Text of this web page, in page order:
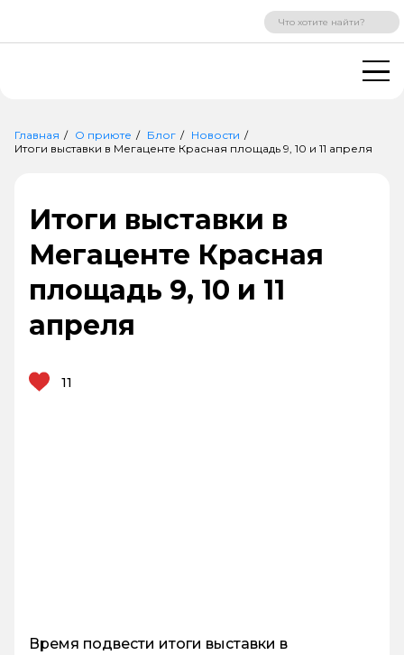
ВХОД РЕГИСТРАЦИЯ
Главная О приюте Блог
Новости
Итоги выставки в Мегаценте Красная площадь 9, 10 и 11 апреля
Итоги выставки в
Мегаценте Красная
площадь 9, 10 и 11
апреля
11
Время подвести итоги выставки в